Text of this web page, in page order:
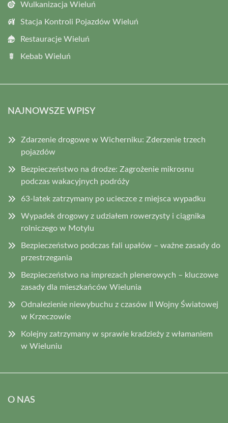
Wulkanizacja Wieluń
Stacja Kontroli Pojazdów Wieluń
Restauracje Wieluń
Kebab Wieluń
NAJNOWSZE WPISY
Zdarzenie drogowe w Wicherniku: Zderzenie trzech
pojazdów
Bezpieczeństwo na drodze: Zagrożenie mikrosnu
podczas wakacyjnych podróży
63-latek zatrzymany po ucieczce z miejsca wypadku
Wypadek drogowy z udziałem rowerzysty i ciągnika
rolniczego w Motylu
Bezpieczeństwo podczas fali upałów – ważne zasady do
przestrzegania
Bezpieczeństwo na imprezach plenerowych – kluczowe
zasady dla mieszkańców Wielunia
Odnalezienie niewybuchu z czasów II Wojny Światowej
w Krzeczowie
Kolejny zatrzymany w sprawie kradzieży z włamaniem
w Wieluniu
O NAS